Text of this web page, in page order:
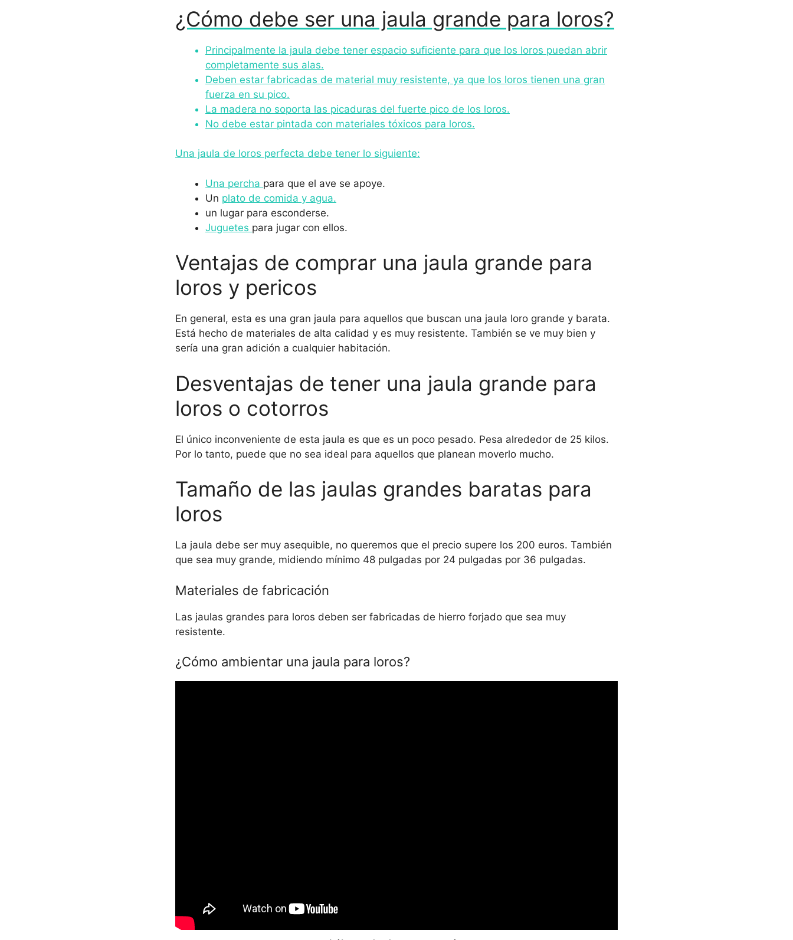
¿Cómo debe ser una jaula grande para loros?
Principalmente la jaula debe tener espacio suficiente para que los loros puedan abrir
completamente sus alas.
Deben estar fabricadas de material muy resistente, ya que los loros tienen una gran
fuerza en su pico.
La madera no soporta las picaduras del fuerte pico de los loros.
No debe estar pintada con materiales tóxicos para loros.
Una jaula de loros perfecta debe tener lo siguiente:
Una percha para que el ave se apoye.
Un plato de comida y agua.
un lugar para esconderse.
Juguetes para jugar con ellos.
Ventajas de comprar una jaula grande para
loros y pericos
En general, esta es una gran jaula para aquellos que buscan una jaula loro grande y barata.
Está hecho de materiales de alta calidad y es muy resistente. También se ve muy bien y
sería una gran adición a cualquier habitación.
Desventajas de tener una jaula grande para
loros o cotorros
El único inconveniente de esta jaula es que es un poco pesado. Pesa alrededor de 25 kilos.
Por lo tanto, puede que no sea ideal para aquellos que planean moverlo mucho.
Tamaño de las jaulas grandes baratas para
loros
La jaula debe ser muy asequible, no queremos que el precio supere los 200 euros. También
que sea muy grande, midiendo mínimo 48 pulgadas por 24 pulgadas por 36 pulgadas.
Materiales de fabricación
Las jaulas grandes para loros deben ser fabricadas de hierro forjado que sea muy
resistente.
¿Cómo ambientar una jaula para loros?